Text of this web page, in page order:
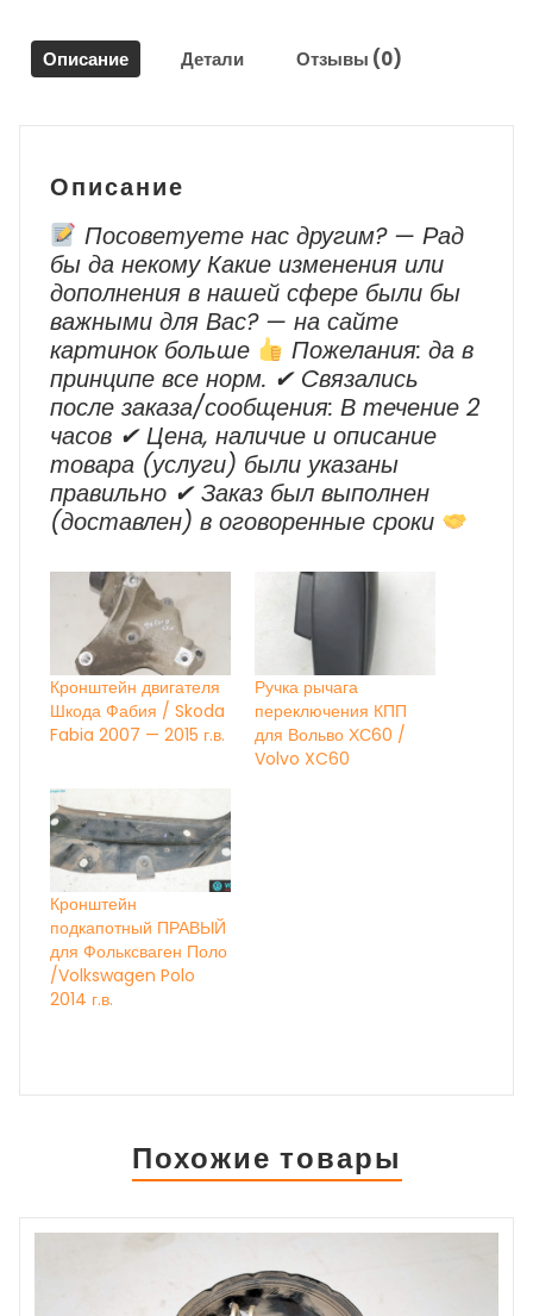
Mitsubishi
Lancer
Время
Описание Детали Отзывы (0)
Описание
Посоветуете нас другим? — Рад
бы да некому Какие изменения или
дополнения в нашей сфере были бы
важными для Вас? — на сайте
картинок больше
Пожелания: да в
принципе все норм. ✔ Cвязались
после заказа/сообщения: В течение 2
часов ✔ Цена, наличие и описание
товара (услуги) были указаны
правильно ✔ Заказ был выполнен
(доставлен) в оговоренные сроки
Кронштейн двигателя
Шкода Фабия / Skoda
Fabia 2007 — 2015 г.в.
Ручка рычага
переключения КПП
для Вольво ХС60 /
Volvo XC60
Кронштейн
подкапотный ПРАВЫЙ
для Фольксваген Поло
/Volkswagen Polo
2014 г.в.
Похожие товары